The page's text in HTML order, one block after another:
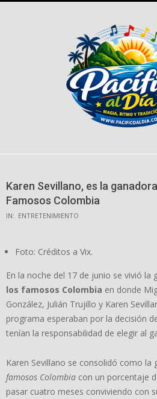
Karen Sevillano, es la
Famosos Colombia
IN: ENTRETENIMIENTO
Foto: Créditos a Vix.
En la noche del 17 de junio se vivió la
los famosos Colombia en donde
González, Julián Trujillo y Karen
programa esperaban por la decisión
tenían la responsabilidad de elegir al
Karen Sevillano se consolidó como la
famosos Colombia con un porcentaje
pasar cuatro meses conviviendo con